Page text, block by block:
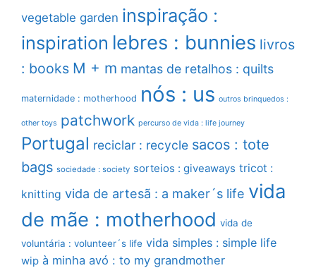
vegetable garden inspiração :
inspiration lebres : bunnies livros
: books M + m mantas de retalhos : quilts
maternidade : motherhood nós : us outros brinquedos :
other toys patchwork percurso de vida : life journey
Portugal reciclar : recycle sacos : tote
bags sociedade : society sorteios : giveaways tricot :
knitting vida de artesã : a maker´s life vida
de mãe : motherhood vida de
voluntária : volunteer´s life vida simples : simple life
wip à minha avó : to my grandmother